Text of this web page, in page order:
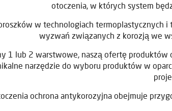
otoczenia, w których system
w technologiach termoplastycznych
wyzwań związanych z korozją we
1 lub 2 warstwowe, naszą ofertę
narzędzie do wyboru produktów w
ochrona antykorozyjna obejmuje